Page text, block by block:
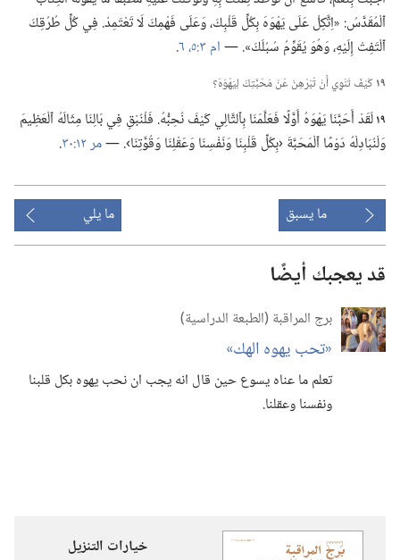
ٱلْمُقَدَّسُ:‏ «اِتَّكِلْ عَلَى يَهْوَهَ بِكُلِّ قَلْبِكَ،‏ وَعَلَى فَهْمِكَ لَا تَعْتَمِدْ.‏ فِي كُلِّ طُرُقِكَ
ٱلْتَفِتْ إِلَيْهِ،‏ وَهُوَ يُقَوِّمُ سُبُلَكَ».‏ —‏ام ٣:‏ ٥،‏ ٦ ‏.‏
١٩كَيْفَ تَنْوِي أَنْ تُبَرْهِنَ عَنْ مَحَبَّتِكَ لِيَهْوَهَ؟‏
١٩لَقَدْ أَحَبَّنَا يَهْوَهُ أَوَّلًا فَعَلَّمَنَا بِٱلتَّالِي كَيْفَ نُحِبُّهُ.‏ فَلْنُبْقِ فِي بَالِنَا مِثَالَهُ ٱلْعَظِيمَ
وَلْنُبَادِلْهُ دَوْمًا ٱلْمَحَبَّةَ ‹بِكُلِّ قَلْبِنَا وَنَفْسِنَا وَعَقْلِنَا وَقُوَّتِنَا›.‏ —‏مر ١٢:‏٣٠ ‏.‏
ما يسبق ما يلي
قد يعجبك أيضًا
برج المراقبة (‏الطبعة الدراسية)‏
‏«تحب يهوه الهك»‏
تعلم ما عناه يسوع حين قال انه يجب ان نحب يهوه بكل قلبنا
ونفسنا وعقلنا.‏
خيارات التنزيل